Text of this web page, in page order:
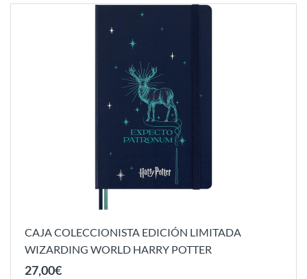
CAJA COLECCIONISTA EDICIÓN LIMITADA
WIZARDING WORLD HARRY POTTER
27,00€